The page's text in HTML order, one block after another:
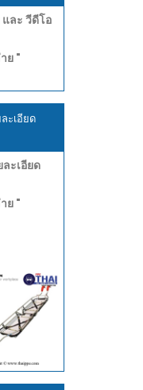
และ วีดีโอ
ย "
ละเอียด
ละเอียด
ย "